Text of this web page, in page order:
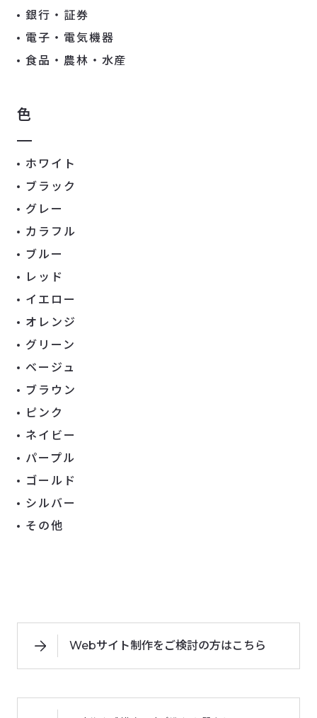
銀行・証券
電子・電気機器
食品・農林・水産
色
ホワイト
ブラック
グレー
カラフル
ブルー
レッド
イエロー
オレンジ
グリーン
ベージュ
ブラウン
ピンク
ネイビー
パープル
ゴールド
シルバー
その他
Webサイト制作をご検討の方はこちら